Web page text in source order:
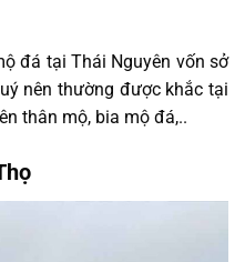
đá tại Thái Nguyên vốn sở
nên thường được khắc tại
thân mộ, bia mộ đá,..